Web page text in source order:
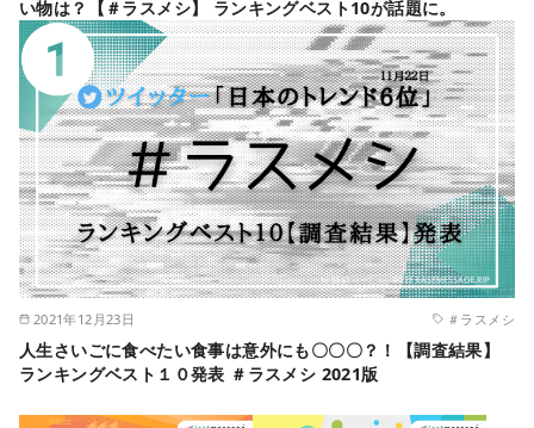
い物は？【＃ラスメシ】 ランキングベスト10が話題に。
2021年12月23日 ＃ラスメシ
人生さいごに食べたい食事は意外にも〇〇〇？！【調査結果】
ランキングベスト１０発表 ＃ラスメシ 2021版